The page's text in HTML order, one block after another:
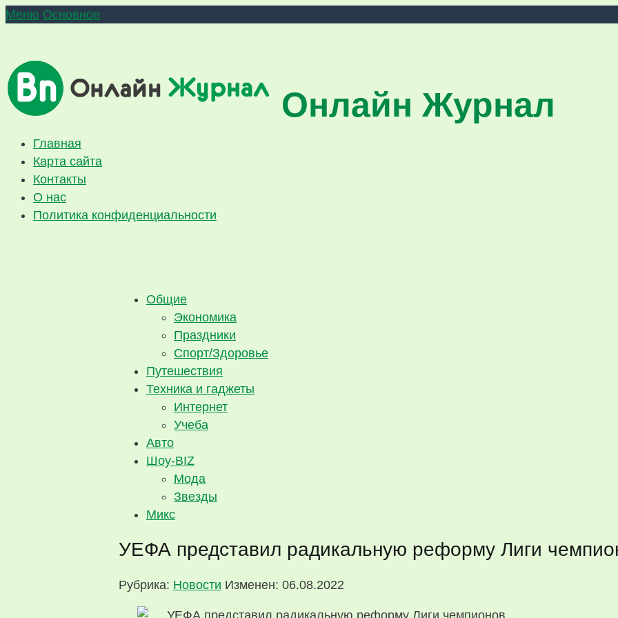
Меню Основное
Онлайн Журнал
Главная
Карта сайта
Контакты
О нас
Политика конфиденциальности
Общие
Экономика
Праздники
Спорт/Здоровье
Путешествия
Техника и гаджеты
Интернет
Учеба
Авто
Шоу-BIZ
Мода
Звезды
Микс
УЕФА представил радикальную реформу Лиги
Рубрика: Новости Изменен: 06.08.2022